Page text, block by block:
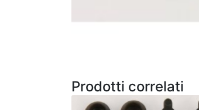
Prodotti correlati